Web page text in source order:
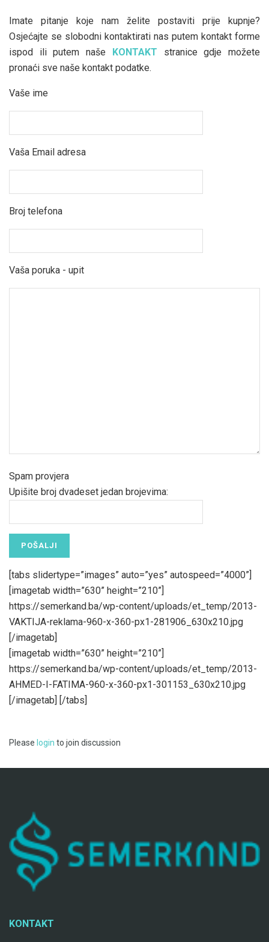
Imate pitanje koje nam želite postaviti prije kupnje?
Osjećajte se slobodni kontaktirati nas putem kontakt forme
ispod ili putem naše KONTAKT stranice gdje možete
pronaći sve naše kontakt podatke.
Vaše ime
Vaša Email adresa
Broj telefona
Vaša poruka - upit
Spam provjera
Upišite broj dvadeset jedan brojevima:
[tabs slidertype=”images” auto=”yes” autospeed=”4000”]
[imagetab width=”630” height=”210”]
https://semerkand.ba/wp-content/uploads/et_temp/2013-
VAKTIJA-reklama-960-x-360-px1-281906_630x210.jpg
[/imagetab]
[imagetab width=”630” height=”210”]
https://semerkand.ba/wp-content/uploads/et_temp/2013-
AHMED-I-FATIMA-960-x-360-px1-301153_630x210.jpg
[/imagetab] [/tabs]
Please login to join discussion
KONTAKT